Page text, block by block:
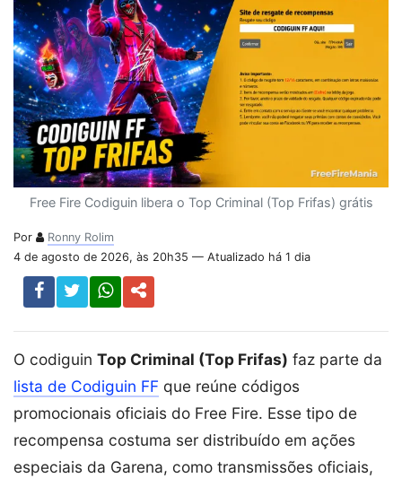
Free Fire Codiguin libera o Top Criminal (Top Frifas) grátis
Por
Ronny Rolim
4 de agosto de 2026, às 20h35 — Atualizado há 1 dia
O codiguin Top Criminal (Top Frifas) faz parte da
lista de Codiguin FF que reúne códigos
promocionais oficiais do Free Fire. Esse tipo de
recompensa costuma ser distribuído em ações
especiais da Garena, como transmissões oficiais,